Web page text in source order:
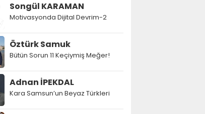
Songül KARAMAN
Motivasyonda Dijital Devrim-2
Öztürk Samuk
Bütün Sorun 11 Keçiymiş Meğer!
Adnan İPEKDAL
Kara Samsun’un Beyaz Türkleri